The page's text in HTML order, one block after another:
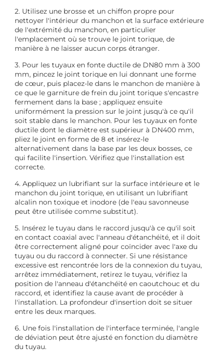
2. Utilisez une brosse et un chiffon propre pour
nettoyer l'intérieur du manchon et la surface extérieure
de l'extrémité du manchon, en particulier
l'emplacement où se trouve le joint torique, de
manière à ne laisser aucun corps étranger.
3. Pour les tuyaux en fonte ductile de DN80 mm à 300
mm, pincez le joint torique en lui donnant une forme
de cœur, puis placez-le dans le manchon de manière à
ce que le garniture de frein du joint torique s'encastre
fermement dans la base ; appliquez ensuite
uniformément la pression sur le joint jusqu'à ce qu'il
soit stable dans le manchon. Pour les tuyaux en fonte
ductile dont le diamètre est supérieur à DN400 mm,
pliez le joint en forme de 8 et insérez-le
alternativement dans la base par les deux bosses, ce
qui facilite l'insertion. Vérifiez que l'installation est
correcte.
4. Appliquez un lubrifiant sur la surface intérieure et le
manchon du joint torique, en utilisant un lubrifiant
alcalin non toxique et inodore (de l'eau savonneuse
peut être utilisée comme substitut).
5. Insérez le tuyau dans le raccord jusqu'à ce qu'il soit
en contact coaxial avec l'anneau d'étanchéité, et il doit
être correctement aligné pour coïncider avec l'axe du
tuyau ou du raccord à connecter. Si une résistance
excessive est rencontrée lors de la connexion du tuyau,
arrêtez immédiatement, retirez le tuyau, vérifiez la
position de l'anneau d'étanchéité en caoutchouc et du
raccord, et identifiez la cause avant de procéder à
l'installation. La profondeur d'insertion doit se situer
entre les deux marques.
6. Une fois l'installation de l'interface terminée, l'angle
de déviation peut être ajusté en fonction du diamètre
du tuyau.